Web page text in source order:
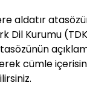
aldatır
Dil Kurumu
cümle